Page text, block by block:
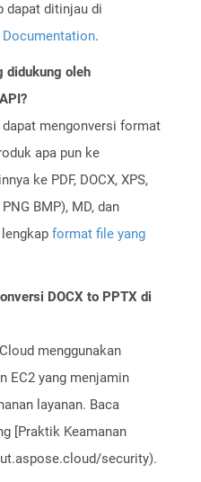
dapat ditinjau di
.
didukung oleh
mengonversi format
apa pun ke
ke PDF, DOCX, XPS,
BMP), MD, dan
format file yang
DOCX to PPTX di
menggunakan
EC2 yang menjamin
layanan. Baca
[Praktik Keamanan
security).